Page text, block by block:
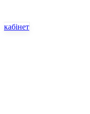
кабінет